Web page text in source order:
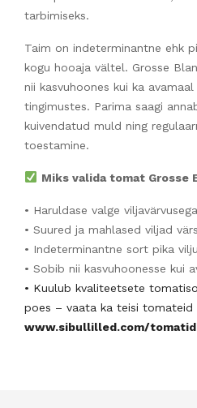
tarbimiseks.
Taim on indeterminantne ehk
kogu hooaja vältel. Grosse
nii kasvuhoones kui ka
tingimustes. Parima saagi
kuivendatud muld ning
toestamine.
Miks valida tomat Grosse
• Haruldase valge
• Suured ja mahlased viljad
• Indeterminantne sort pika
• Sobib nii kasvuhoonesse kui
• Kuulub kvaliteetsete
poes – vaata ka teisi tomateid
www.sibullilled.com/tomatid